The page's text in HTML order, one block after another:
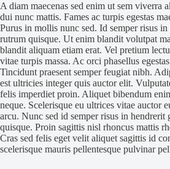
A diam maecenas sed enim ut sem viverra
dui nunc mattis. Fames ac turpis egestas
Purus in mollis nunc sed. Id semper risus
rutrum quisque. Ut enim blandit volutpat
blandit aliquam etiam erat. Vel pretium
vitae turpis massa. Ac orci phasellus
Tincidunt praesent semper feugiat nibh.
est ultricies integer quis auctor elit.
felis imperdiet proin. Aliquet bibendum
neque. Scelerisque eu ultrices vitae auctor
arcu. Nunc sed id semper risus in hendrerit
quisque. Proin sagittis nisl rhoncus mattis
Cras sed felis eget velit aliquet sagittis id
scelerisque mauris pellentesque pulvinar